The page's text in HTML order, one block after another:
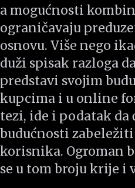
a mogućnosti
ograničavaju
osnovu. Više nego
duži spisak razloga
predstavi svojim
kupcima i u online
tezi, ide i podatak
budućnosti
korisnika. Ogroman
se u tom broju krije